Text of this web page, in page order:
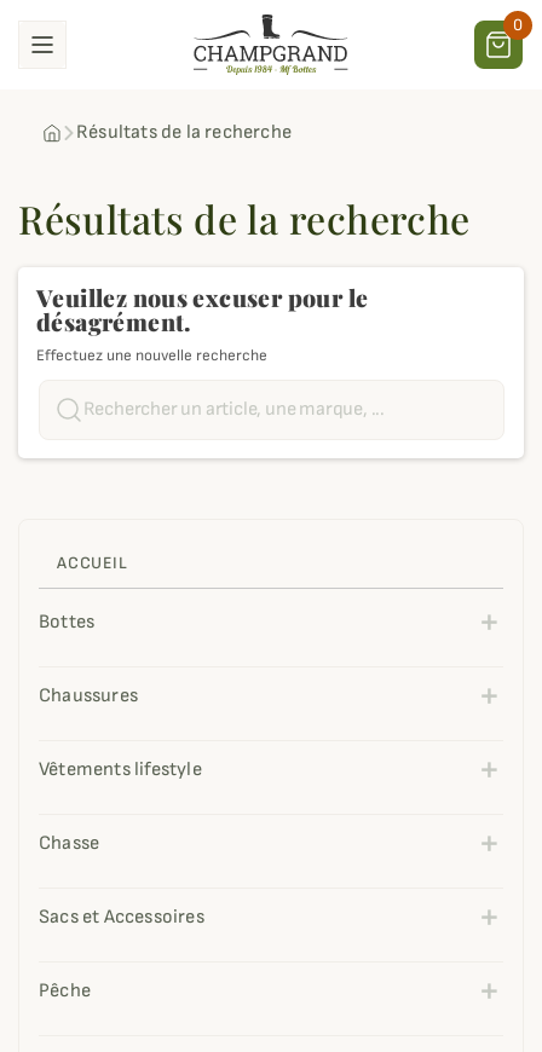
0
Résultats de la recherche
ACCUEIL
Bottes
Chaussures
Vêtements lifestyle
Chasse
Sacs et Accessoires
Pêche
Résultats de la recherche
Veuillez nous excuser pour le
désagrément.
Effectuez une nouvelle recherche